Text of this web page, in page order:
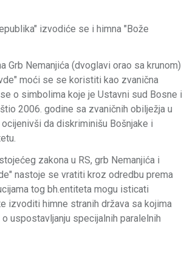
izvodiće se i himna "Bože
Grb Nemanjića (dvoglavi orao sa krunom)
moći se se koristiti kao zvanična
o simbolima koje je Ustavni sud Bosne i
2006. godine sa zvaničnih obilježja u
da diskriminišu Bošnjake i
zakona u RS, grb Nemanjića i
nastoje se vratiti kroz odredbu prema
tog bh.entiteta mogu isticati
izvoditi himne stranih država sa kojima
uspostavljanju specijalnih paralelnih